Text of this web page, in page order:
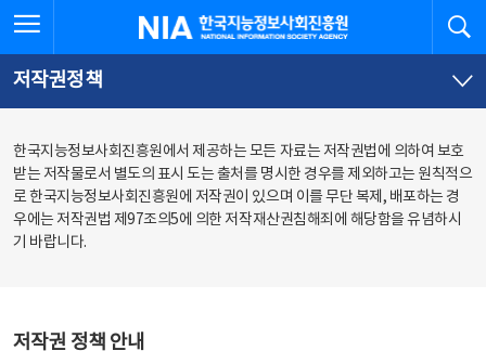
문
로
가
체
뉴
바
가
한국지능정보사회진흥원
저작권정책
한국지능정보사회진흥원에서 제공하는 모든 자료는 저작권법에 의하여 보호
받는 저작물로서 별도의 표시 도는 출처를 명시한 경우를 제외하고는 원칙적으
로 한국지능정보사회진흥원에 저작권이 있으며 이를 무단 복제, 배포하는 경
우에는 저작권법 제97조의5에 의한 저작재산권침해죄에 해당함을 유념하시
기 바랍니다.
저작권 정책 안내